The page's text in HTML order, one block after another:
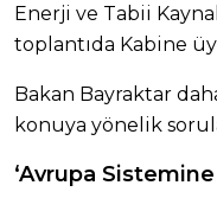
Enerji ve Tabii
toplantıda Kabine
Bakan Bayraktar
konuya yönelik
‘Avrupa Sistemine